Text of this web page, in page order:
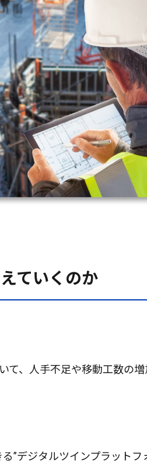
ていくのか
、人手不足や移動工数の
”デジタルツインプラットフ